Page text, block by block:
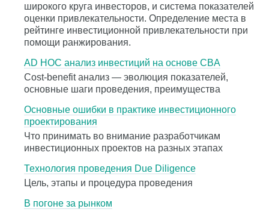
широкого круга инвесторов, и система показателей
оценки привлекательности. Определение места в
рейтинге инвестиционной привлекательности при
помощи ранжирования.
AD HOC анализ инвестиций на основе CBA
Cost-benefit анализ — эволюция показателей,
основные шаги проведения, преимущества
Основные ошибки в практике инвестиционного
проектирования
Что принимать во внимание разработчикам
инвестиционных проектов на разных этапах
Технология проведения Due Diligence
Цель, этапы и процедура проведения
В погоне за рынком